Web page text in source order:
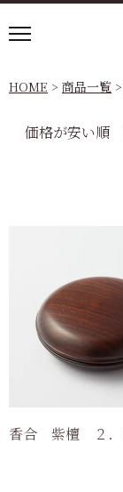
HOME 商品一覧
価格が安い順
香合 紫檀 ２．